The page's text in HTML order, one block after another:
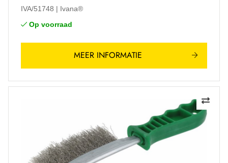
IVA/51748
Ivana®
Op voorraad
MEER INFORMATIE